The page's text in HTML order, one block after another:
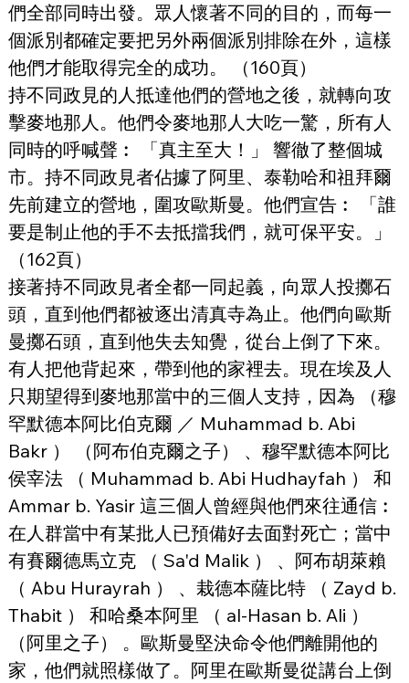
們全部同時出發。眾人懷著不同的目的，而每一
個派別都確定要把另外兩個派別排除在外，這樣
他們才能取得完全的成功。 （160頁）
持不同政見的人抵達他們的營地之後，就轉向攻
擊麥地那人。他們令麥地那人大吃一驚，所有人
同時的呼喊聲︰ 「真主至大！」 響徹了整個城
市。持不同政見者佔據了阿里、泰勒哈和祖拜爾
先前建立的營地，圍攻歐斯曼。他們宣告︰ 「誰
要是制止他的手不去抵擋我們，就可保平安。」
（162頁）
接著持不同政見者全都一同起義，向眾人投擲石
頭，直到他們都被逐出清真寺為止。他們向歐斯
曼擲石頭，直到他失去知覺，從台上倒了下來。
有人把他背起來，帶到他的家裡去。現在埃及人
只期望得到麥地那當中的三個人支持，因為 （穆
罕默德本阿比伯克爾 ／ Muhammad b. Abi
Bakr ） （阿布伯克爾之子） 、穆罕默德本阿比
侯宰法 （ Muhammad b. Abi Hudhayfah ） 和
Ammar b. Yasir 這三個人曾經與他們來往通信︰
在人群當中有某批人已預備好去面對死亡；當中
有賽爾德馬立克 （ Sa'd Malik ） 、阿布胡萊賴
（ Abu Hurayrah ） 、栽德本薩比特 （ Zayd b.
Thabit ） 和哈桑本阿里 （ al-Hasan b. Ali ）
（阿里之子） 。歐斯曼堅決命令他們離開他的
家，他們就照樣做了。阿里在歐斯曼從講台上倒